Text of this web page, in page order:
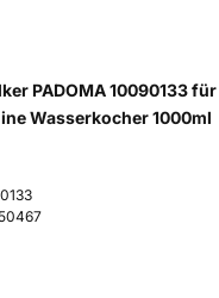
PADOMA 10090133 für
Wasserkocher 1000ml